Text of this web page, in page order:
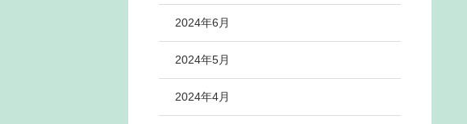
2024年6月
2024年5月
2024年4月